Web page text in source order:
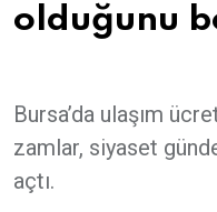
olduğunu
Bursa’da ulaşım
zamlar, siyaset
açtı.